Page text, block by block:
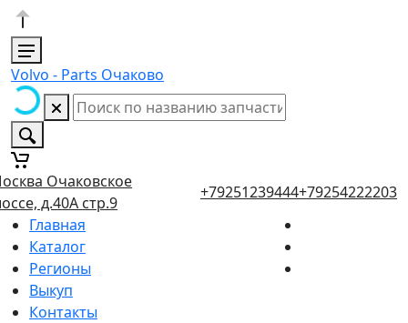
Volvo - Parts Очаково
Очаковское
д.40А стр.9
+79251239444+79254222203
Главная
Каталог
Регионы
Выкуп
Контакты